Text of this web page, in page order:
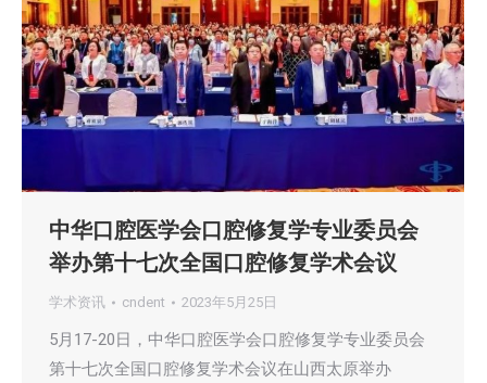
中华口腔医学会口腔修复学专业委员会
举办第十七次全国口腔修复学术会议
学术资讯 cndent 2023年5月25日
5月17-20日，中华口腔医学会口腔修复学专业委员会
第十七次全国口腔修复学术会议在山西太原举办